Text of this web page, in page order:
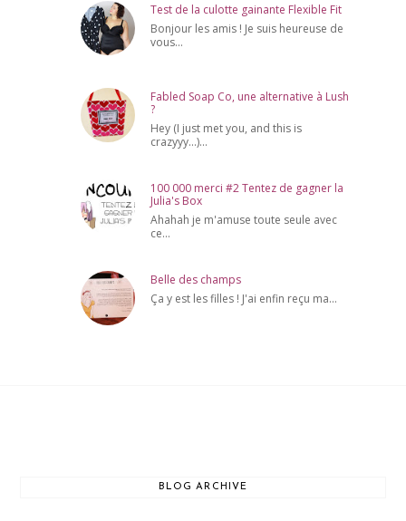
Test de la culotte gainante Flexible Fit
Bonjour les amis ! Je suis heureuse de
vous...
Fabled Soap Co, une alternative à Lush
?
Hey (I just met you, and this is
crazyyy...)...
100 000 merci #2 Tentez de gagner la
Julia's Box
Ahahah je m'amuse toute seule avec
ce...
Belle des champs
Ça y est les filles ! J'ai enfin reçu ma...
BLOG ARCHIVE